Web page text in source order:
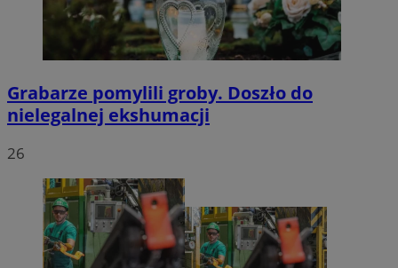
Grabarze pomylili groby. Doszło do
nielegalnej ekshumacji
26